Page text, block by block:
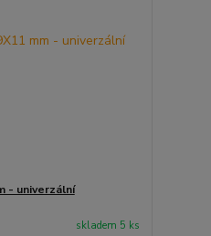
- univerzální
skladem 5 ks